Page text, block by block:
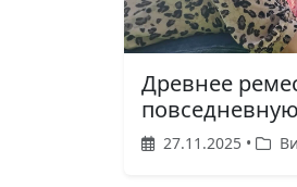
Древнее
27.11.2025 •